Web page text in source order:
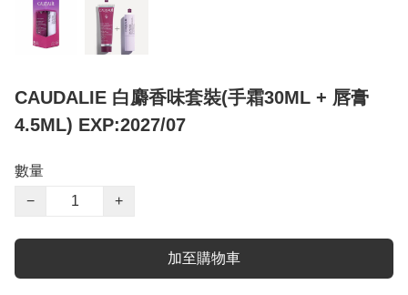
CAUDALIE 白麝香味套裝(手霜30ML + 唇膏
4.5ML) EXP:2027/07
數量
−
+
加至購物車